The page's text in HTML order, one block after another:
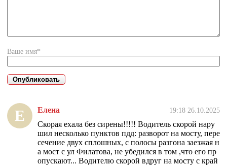
Ваше имя*
Е Елена 19:18 26.10.2025
Скорая ехала без сирены!!!!! Водитель скорой нару
шил несколько пунктов пдд: разворот на мосту, пере
сечение двух сплошных, с полосы разгона заезжая н
а мост с ул Филатова, не убедился в том ,что его пр
опускают... Водителю скорой вдруг на мосту с край